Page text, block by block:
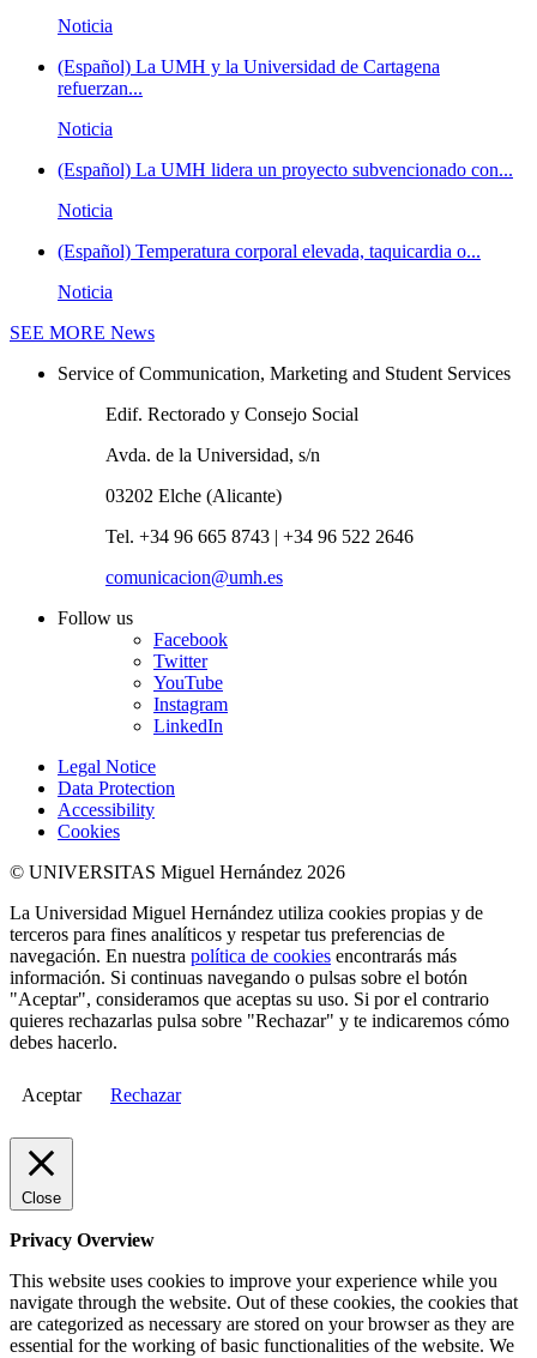
Noticia
(Español) La UMH y la Universidad de Cartagena
refuerzan...
Noticia
(Español) La UMH lidera un proyecto subvencionado con...
Noticia
(Español) Temperatura corporal elevada, taquicardia o...
Noticia
SEE MORE News
Service of Communication, Marketing and Student Services
Edif. Rectorado y Consejo Social
Avda. de la Universidad, s/n
03202 Elche (Alicante)
Tel. +34 96 665 8743 | +34 96 522 2646
comunicacion@umh.es
Follow us
Facebook
Twitter
YouTube
Instagram
LinkedIn
Legal Notice
Data Protection
Accessibility
Cookies
© UNIVERSITAS Miguel Hernández 2026
La Universidad Miguel Hernández utiliza cookies propias y de
terceros para fines analíticos y respetar tus preferencias de
navegación. En nuestra política de cookies encontrarás más
información. Si continuas navegando o pulsas sobre el botón
"Aceptar", consideramos que aceptas su uso. Si por el contrario
quieres rechazarlas pulsa sobre "Rechazar" y te indicaremos cómo
debes hacerlo.
Aceptar Rechazar
Close
Privacy Overview
This website uses cookies to improve your experience while you
navigate through the website. Out of these cookies, the cookies that
are categorized as necessary are stored on your browser as they are
essential for the working of basic functionalities of the website. We